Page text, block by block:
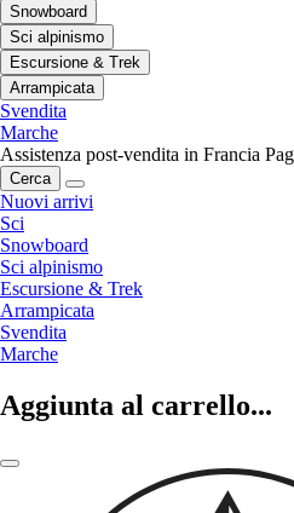
Snowboard
Sci alpinismo
Escursione & Trek
Arrampicata
Svendita
Marche
Assistenza post-vendita in Francia
Cerca
Nuovi arrivi
Sci
Snowboard
Sci alpinismo
Escursione & Trek
Arrampicata
Svendita
Marche
Aggiunta al carrello...